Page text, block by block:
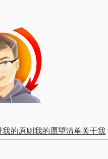
我的原则 我的愿望清单关于我